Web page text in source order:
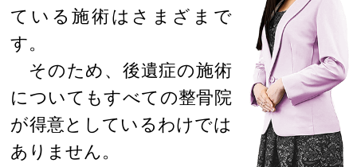
ている施術はさまざまで
す。
そのため、後遺症の施術
についてもすべての整骨院
が得意としているわけでは
ありません。